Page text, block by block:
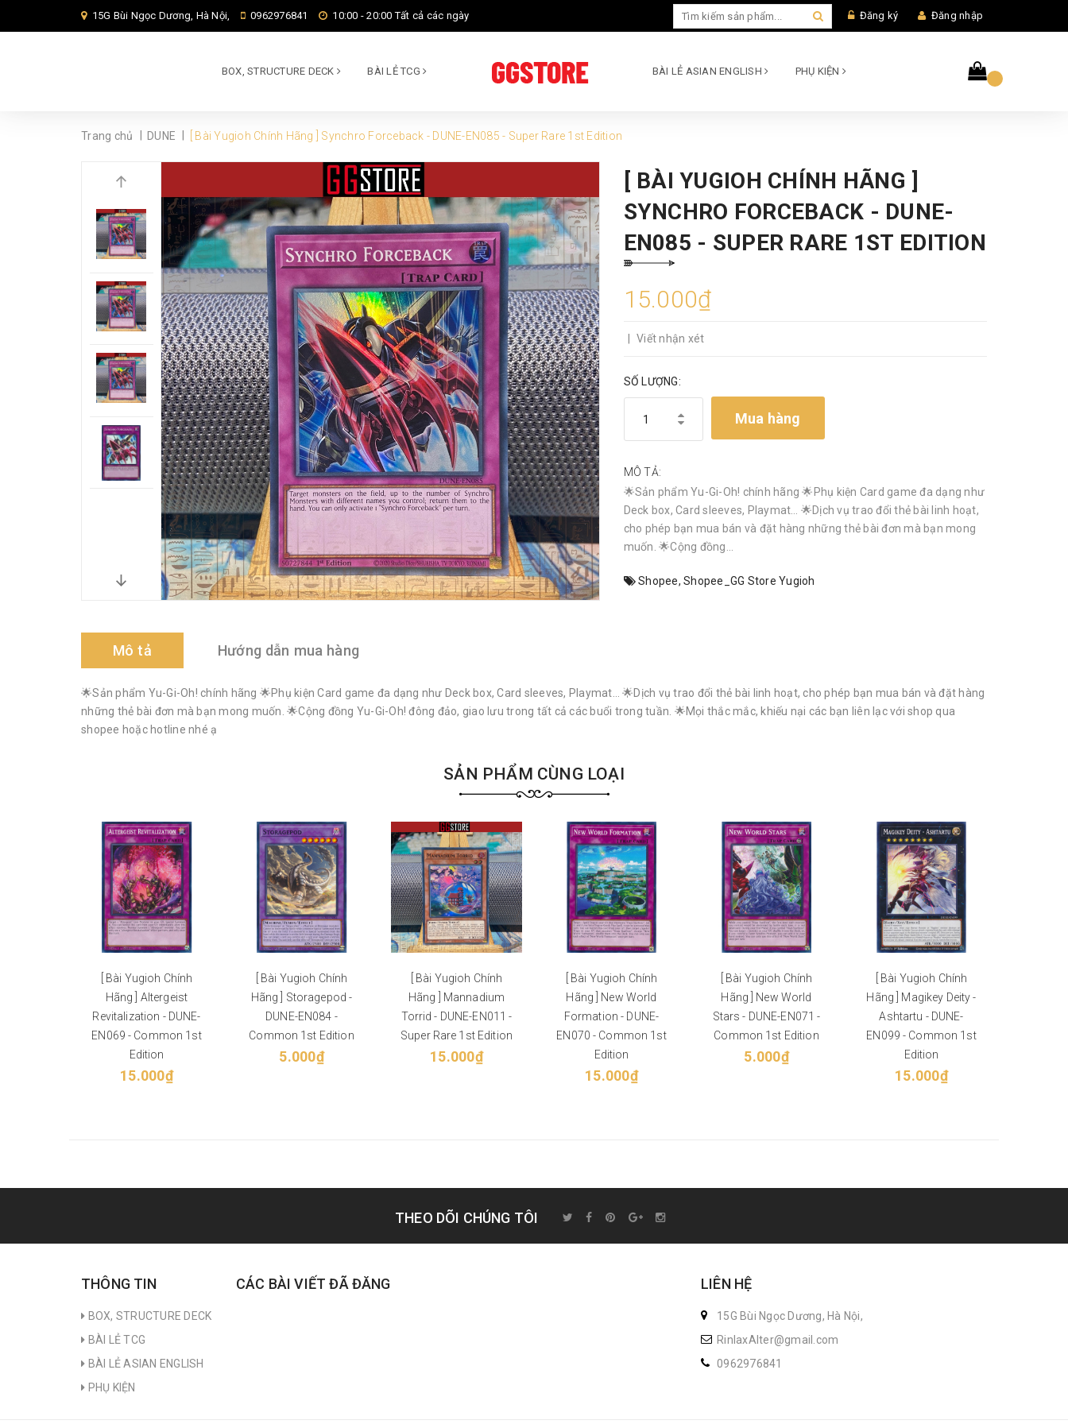
15G Bùi Ngọc Dương, Hà Nội, 0962976841 10:00 - 20:00 Tất cả các ngày Đăng ký Đăng nhập
BOX, STRUCTURE DECK BÀI LẺ TCG BÀI LẺ ASIAN ENGLISH PHỤ KIỆN
Trang chủ DUNE [ Bài Yugioh Chính Hãng ] Synchro Forceback - DUNE-EN085 - Super Rare 1st Edition
[ BÀI YUGIOH CHÍNH HÃNG ]
SYNCHRO FORCEBACK - DUNE-
EN085 - SUPER RARE 1ST EDITION
15.000₫
Viết nhận xét
SỐ LƯỢNG:
Mua hàng
MÔ TẢ:
🌟Sản phẩm Yu-Gi-Oh! chính hãng 🌟Phụ kiện Card game đa dạng như
Deck box, Card sleeves, Playmat… 🌟Dịch vụ trao đổi thẻ bài linh hoạt,
cho phép bạn mua bán và đặt hàng những thẻ bài đơn mà bạn mong
muốn. 🌟Cộng đồng...
Shopee, Shopee_GG Store Yugioh
Mô tả Hướng dẫn mua hàng
🌟Sản phẩm Yu-Gi-Oh! chính hãng 🌟Phụ kiện Card game đa dạng như Deck box, Card sleeves, Playmat… 🌟Dịch vụ trao đổi thẻ bài linh hoạt, cho phép bạn mua bán và đặt hàng
những thẻ bài đơn mà bạn mong muốn. 🌟Cộng đồng Yu-Gi-Oh! đông đảo, giao lưu trong tất cả các buổi trong tuần. 🌟Mọi thắc mắc, khiếu nại các bạn liên lạc với shop qua
shopee hoặc hotline nhé ạ
SẢN PHẨM CÙNG LOẠI
[ Bài Yugioh Chính
Hãng ] Altergeist
Revitalization - DUNE-
EN069 - Common 1st
Edition
15.000₫
[ Bài Yugioh Chính
Hãng ] Storagepod -
DUNE-EN084 -
Common 1st Edition
5.000₫
[ Bài Yugioh Chính
Hãng ] Mannadium
Torrid - DUNE-EN011 -
Super Rare 1st Edition
15.000₫
[ Bài Yugioh Chính
Hãng ] New World
Formation - DUNE-
EN070 - Common 1st
Edition
15.000₫
[ Bài Yugioh Chính
Hãng ] New World
Stars - DUNE-EN071 -
Common 1st Edition
5.000₫
[ Bài Yugioh Chính
Hãng ] Magikey Deity -
Ashtartu - DUNE-
EN099 - Common 1st
Edition
15.000₫
THEO DÕI CHÚNG TÔI
THÔNG TIN
BOX, STRUCTURE DECK
BÀI LẺ TCG
BÀI LẺ ASIAN ENGLISH
PHỤ KIỆN
CÁC BÀI VIẾT ĐÃ ĐĂNG LIÊN HỆ
15G Bùi Ngọc Dương, Hà Nội,
RinlaxAlter@gmail.com
0962976841